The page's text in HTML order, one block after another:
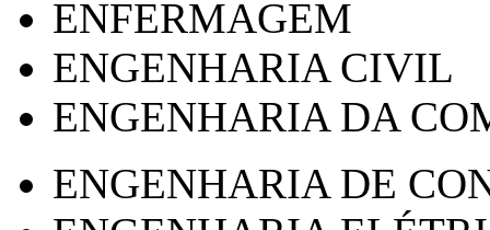
ENFERMAGEM
ENGENHARIA CIVIL
ENGENHARIA DA
ENGENHARIA DE